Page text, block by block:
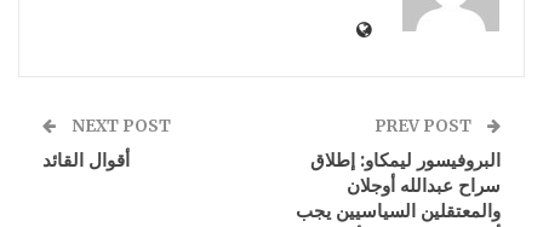
البروفيسور ليمكاو: إطلاق
سراح عبدالله أوجلان
والمعتقلين السياسيين يجب
NEXT POST
أقوال القائد